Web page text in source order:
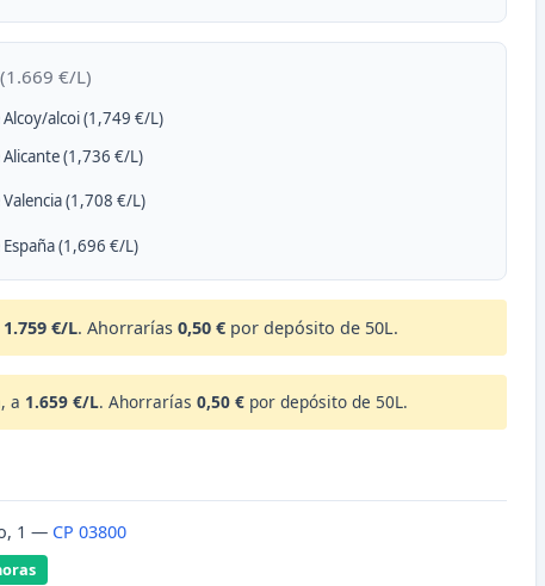
(1.669 €/L)
Alcoy/alcoi (1,749 €/L)
(1,736 €/L)
(1,708 €/L)
(1,696 €/L)
1.759 €/L. Ahorrarías 0,50 € por depósito de 50L.
a 1.659 €/L. Ahorrarías 0,50 € por depósito de 50L.
1 — CP 03800